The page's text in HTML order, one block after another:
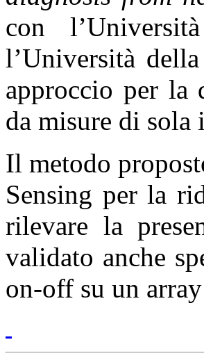
con
l’Università
approccio per la
da misure di sola
Il metodo
Sensing per la
rilevare la
validato anche
on-off su un